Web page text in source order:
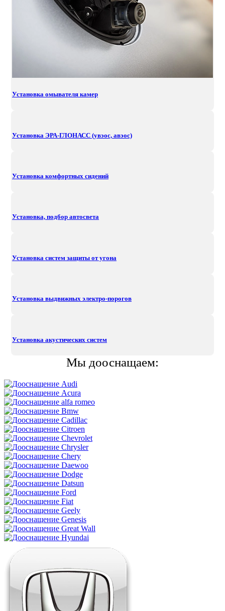
Установка омывателя камер
Установка ЭРА-ГЛОНАСС (увэос, авэос)
Установка комфортных сидений
Установка, подбор автосвета
Установка систем защиты от угона
Установка выдвижных электро-порогов
Установка акустических систем
Мы дооснащаем: